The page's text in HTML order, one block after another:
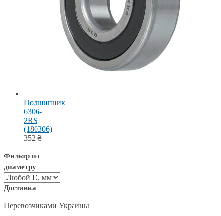
Подшипник
6306-
2RS
(180306)
352 ₴
Фильтр по
диаметру
Доставка
Перевозчиками Украины